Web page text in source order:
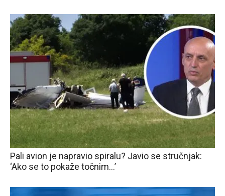
Pali avion je napravio spiralu? Javio se stručnjak:
‘Ako se to pokaže točnim…’